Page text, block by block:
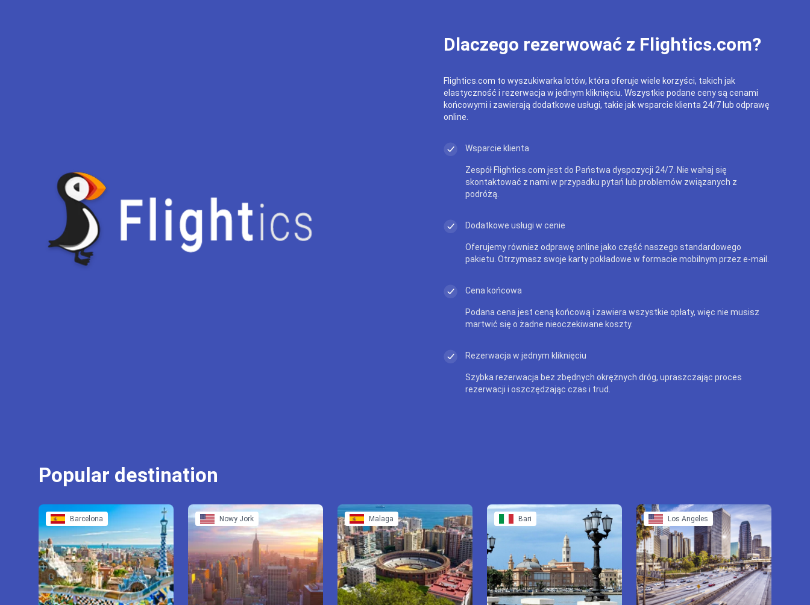
Dlaczego rezerwować z Flightics.com?
Flightics.com to wyszukiwarka lotów, która oferuje wiele korzyści, takich jak
elastyczność i rezerwacja w jednym kliknięciu. Wszystkie podane ceny są cenami
końcowymi i zawierają dodatkowe usługi, takie jak wsparcie klienta 24/7 lub odprawę
online.
Wsparcie klienta
Zespół Flightics.com jest do Państwa dyspozycji 24/7. Nie wahaj się
skontaktować z nami w przypadku pytań lub problemów związanych z
podróżą.
Dodatkowe usługi w cenie
Oferujemy również odprawę online jako część naszego standardowego
pakietu. Otrzymasz swoje karty pokładowe w formacie mobilnym przez e-mail.
Cena końcowa
Podana cena jest ceną końcową i zawiera wszystkie opłaty, więc nie musisz
martwić się o żadne nieoczekiwane koszty.
Rezerwacja w jednym kliknięciu
Szybka rezerwacja bez zbędnych okrężnych dróg, upraszczając proces
rezerwacji i oszczędzając czas i trud.
Popular destination
Barcelona Nowy Jork Malaga Bari Los Angeles